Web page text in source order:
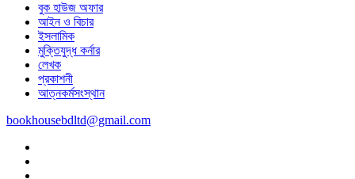
বুক হাউজ অফার
আইন ও বিচার
ইসলামিক
মুক্তিযুদ্ধ কর্নার
লেখক
প্রকাশনী
আত্নকর্মসংস্থান
bookhousebdltd@gmail.com